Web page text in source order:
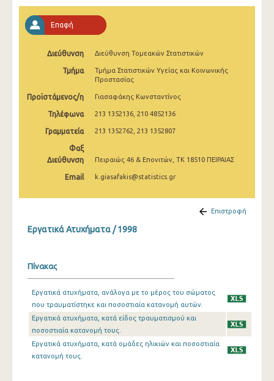
2014
2013
2012
2011
2010
2009
2008
2007
2006
2004
2002
2001
2000
1999
1998
Επαφή
Διεύθυνση Διεύθυνση Τομεακών Στατιστικών
Τμήμα
Τμήμα Στατιστικών Υγείας και Κοινωνικής
Προστασίας
Προϊστάμενος/η Γιασαφάκης Κωνσταντίνος
Τηλέφωνα 213 1352136, 210 4852136
Γραμματεία 213 1352762, 213 1352807
Φαξ
Διεύθυνση
Πειραιώς 46 & Επονιτών, ΤΚ 18510 ΠΕΙΡΑΙΑΣ
Email k.giasafakis@statistics.gr
Επιστροφή
Εργατικά Ατυχήματα / 1998
Πίνακας
Εργατικά ατυχήματα, ανάλογα με το μέρος του σώματος
που τραυματίστηκε και ποσοστιαία κατανομή αυτών.
Εργατικά ατυχήματα, κατά είδος τραυματισμού και
ποσοστιαία κατανομή τους.
Εργατικά ατυχήματα, κατά ομάδες ηλικιών και ποσοστιαία
κατανομή τους.